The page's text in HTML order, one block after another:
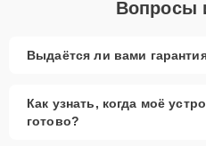
Вопросы
Выдаётся ли вами
Как узнать, когда моё
готово?